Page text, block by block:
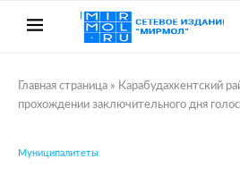
Главная страница » Карабудахкентский
прохождении заключительного дня
Муниципалитеты